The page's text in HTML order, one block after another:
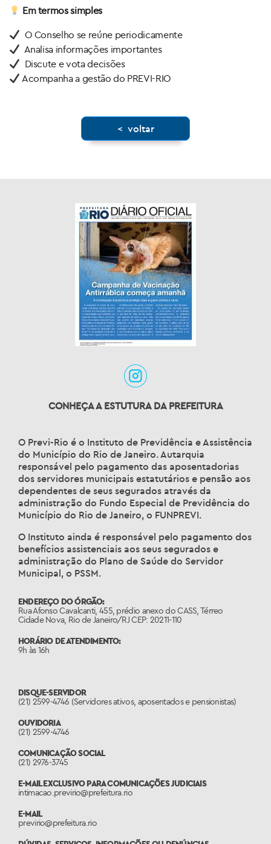
Em termos simples
O Conselho se reúne periodicamente
Analisa informações importantes
Discute e vota decisões
Acompanha a gestão do PREVI-RIO
< voltar
CONHEÇA A ESTUTURA DA PREFEITURA
O Previ-Rio é o Instituto de Previdência e Assistência
do Município do Rio de Janeiro. Autarquia
responsável pelo pagamento das aposentadorias
dos servidores municipais estatutários e pensão aos
dependentes de seus segurados através da
administração do Fundo Especial de Previdência do
Município do Rio de Janeiro, o FUNPREVI.
O Instituto ainda é responsável pelo pagamento dos
benefícios assistenciais aos seus segurados e
administração do Plano de Saúde do Servidor
Municipal, o PSSM.
ENDEREÇO DO ÓRGÃO:
Rua Afonso Cavalcanti, 455, prédio anexo do CASS, Térreo
Cidade Nova, Rio de Janeiro/RJ CEP: 20211-110
HORÁRIO DE ATENDIMENTO:
9h às 16h
DISQUE-SERVIDOR
(21) 2599-4746 (Servidores ativos, aposentados e pensionistas)
OUVIDORIA
(21) 2599-4746
COMUNICAÇÃO SOCIAL
(21) 2976-3745
E-MAIL EXCLUSIVO PARA COMUNICAÇÕES JUDICIAIS
intimacao.previrio@prefeitura.rio
E-MAIL
previrio@prefeitura.rio